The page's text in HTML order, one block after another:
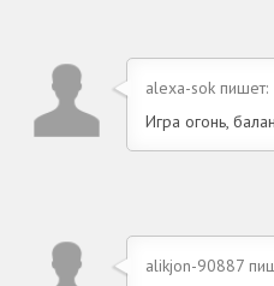
alexa-sok пишет:
Игра огонь,
alikjon-90887